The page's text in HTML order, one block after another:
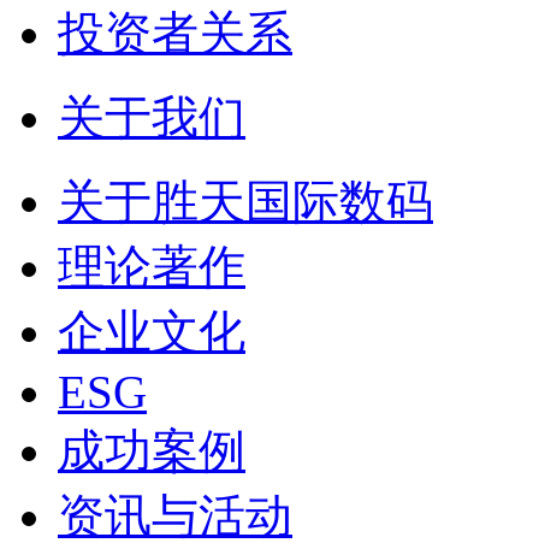
投资者关系
关于我们
关于胜天国际数码
理论著作
企业文化
ESG
成功案例
资讯与活动